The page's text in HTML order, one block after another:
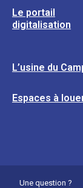
Le portail
digitalisation
L’usine du
Espaces à
Une question ?